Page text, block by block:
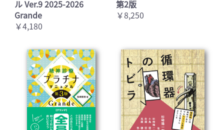
ル Ver.9 2025-2026
Grande
￥4,180
第2版
￥8,250